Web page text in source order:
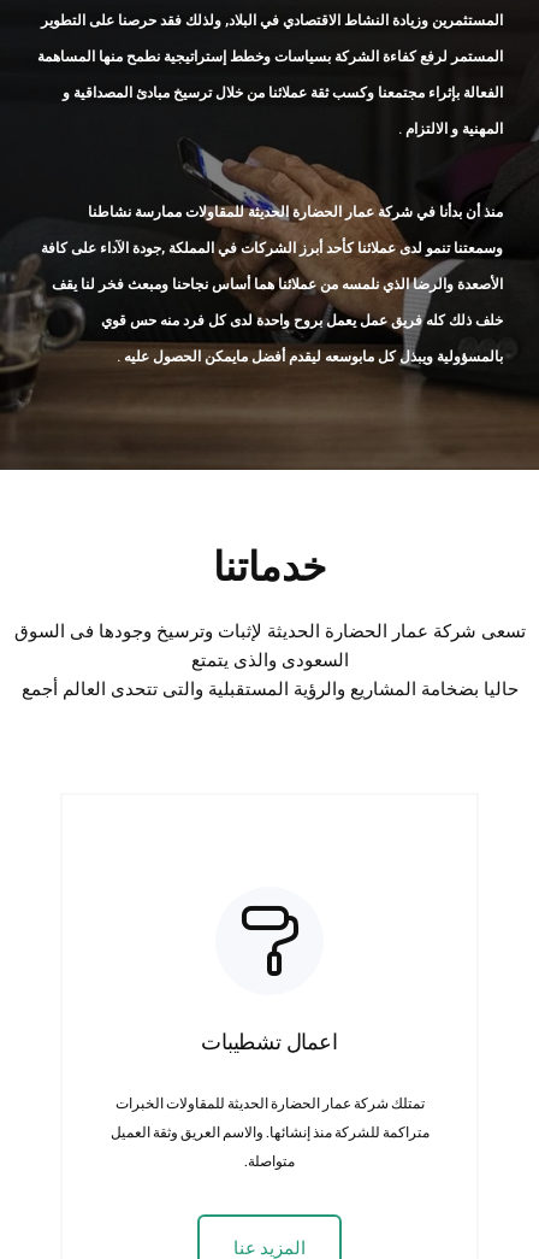
المستثمرين وزيادة النشاط الاقتصادي في البلاد, ولذلك فقد حرصنا على التطوير
المستمر لرفع كفاءة الشركة بسياسات وخطط إستراتيجية نطمح منها المساهمة
الفعالة بإثراء مجتمعنا وكسب ثقة عملائنا من خلال ترسيخ مبادئ المصداقية و
المهنية و الالتزام .
منذ أن بدأنا في شركة عمار الحضارة الحديثة للمقاولات ممارسة نشاطنا
وسمعتنا تنمو لدى عملائنا كأحد أبرز الشركات في المملكة ,جودة الآداء على كافة
الأصعدة والرضا الذي نلمسه من عملائنا هما أساس نجاحنا ومبعث فخر لنا يقف
خلف ذلك كله فريق عمل يعمل بروح واحدة لدى كل فرد منه حس قوي
بالمسؤولية ويبذل كل مابوسعه ليقدم أفضل مايمكن الحصول عليه .
خدماتنا
تسعى شركة عمار الحضارة الحديثة لإثبات وترسيخ وجودها فى السوق
السعودى والذى يتمتع
حاليا بضخامة المشاريع والرؤية المستقبلية والتى تتحدى العالم أجمع
اعمال تشطيبات
تمتلك شركة عمار الحضارة الحديثة للمقاولات الخبرات
متراكمة للشركة منذ إنشائها. والاسم العريق وثقة العميل
متواصلة.
المزيد عنا